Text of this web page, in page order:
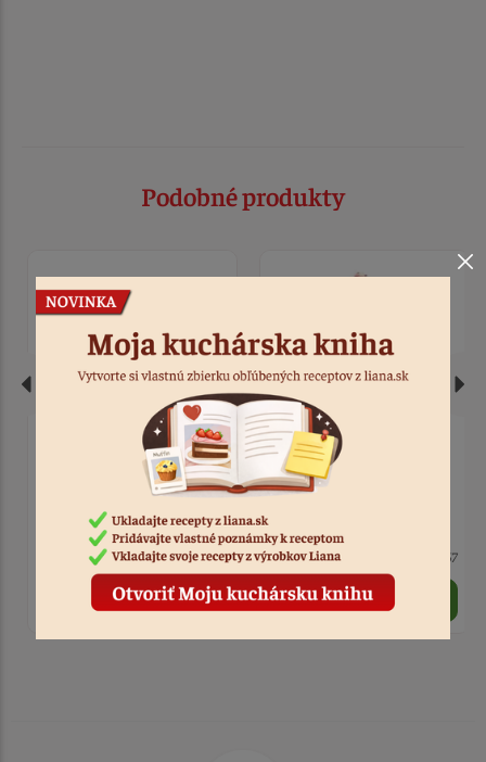
Podobné produkty
Trpaslík so strieborným
stromčekom
Kód: 13183
Dievčatko s červeným
9 ks Kód: 8267
2,90 €